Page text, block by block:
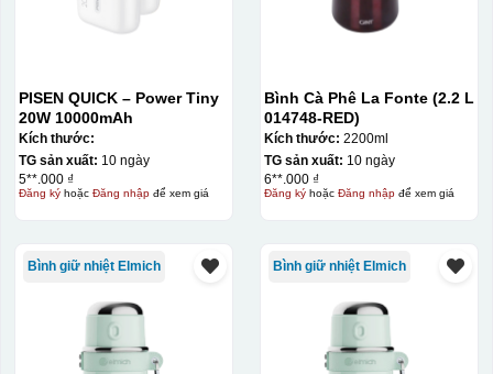
PISEN QUICK – Power Tiny
20W 10000mAh
Kích thước:
TG sản xuất: 10 ngày
5**.000 ₫
Đăng kýhoặc Đăng nhậpđể xem giá
Bình Cà Phê La Fonte (2.2 L
014748-RED)
Kích thước: 2200ml
TG sản xuất: 10 ngày
6**.000 ₫
Đăng kýhoặc Đăng nhậpđể xem giá
Bình giữ nhiệt Elmich Bình giữ nhiệt Elmich